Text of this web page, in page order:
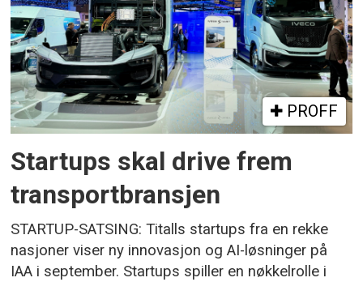
PROFF
Startups skal drive frem
transportbransjen
STARTUP-SATSING: Titalls startups fra en rekke
nasjoner viser ny innovasjon og AI-løsninger på
IAA i september. Startups spiller en nøkkelrolle i